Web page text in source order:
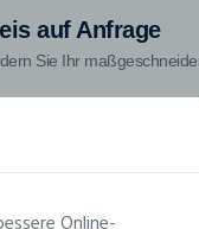
auf Anfrage
Sie Ihr